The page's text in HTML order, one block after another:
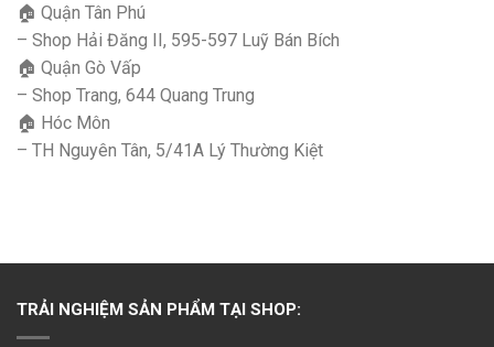
🏠 Quận Tân Phú
– Shop Hải Đăng II, 595-597 Luỹ Bán Bích
🏠 Quận Gò Vấp
– Shop Trang, 644 Quang Trung
🏠 Hóc Môn
– TH Nguyên Tân, 5/41A Lý Thường Kiệt
TRẢI NGHIỆM SẢN PHẨM TẠI SHOP: